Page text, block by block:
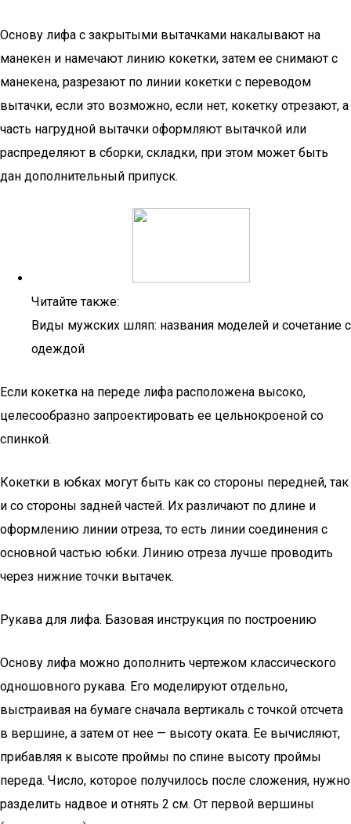
Основу лифа с закрытыми вытачками накалывают на
манекен и намечают линию кокетки, затем ее снимают с
манекена, разрезают по линии кокетки с переводом
вытачки, если это возможно, если нет, кокетку отрезают, а
часть нагрудной вытачки оформляют вытачкой или
распределяют в сборки, складки, при этом может быть
дан дополнительный припуск.
Читайте также:
Виды мужских шляп: названия моделей и сочетание с
одеждой
Если кокетка на переде лифа расположена высоко,
целесообразно запроектировать ее цельнокроеной со
спинкой.
Кокетки в юбках могут быть как со стороны передней, так
и со стороны задней частей. Их различают по длине и
оформлению линии отреза, то есть линии соединения с
основной частью юбки. Линию отреза лучше проводить
через нижние точки вытачек.
Рукава для лифа. Базовая инструкция по построению
Основу лифа можно дополнить чертежом классического
одношовного рукава. Его моделируют отдельно,
выстраивая на бумаге сначала вертикаль с точкой отсчета
в вершине, а затем от нее — высоту оката. Ее вычисляют,
прибавляя к высоте проймы по спине высоту проймы
переда. Число, которое получилось после сложения, нужно
разделить надвое и отнять 2 см. От первой вершины